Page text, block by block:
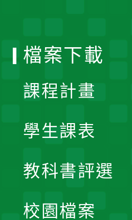
檔案下載
課程計畫
學生課表
教科書評選
校園檔案